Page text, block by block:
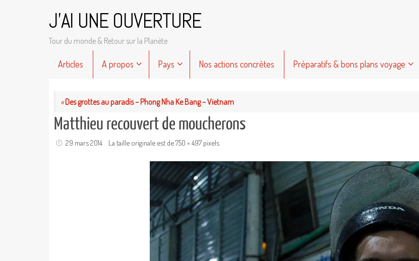
J'AI UNE OUVERTURE
Tour du monde & Retour sur la Planète
Articles A propos Pays Nos actions concrètes Préparatifs & bons plans voyage
«Des grottes au paradis – Phong Nha Ke Bang – Vietnam
Matthieu recouvert de moucherons
29 mars 2014 La taille originale est de750 × 497 pixels